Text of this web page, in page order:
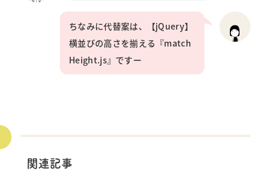
ちなみに代替案は、【jQuery】
横並びの高さを揃える『match
Height.js』ですー
関連記事